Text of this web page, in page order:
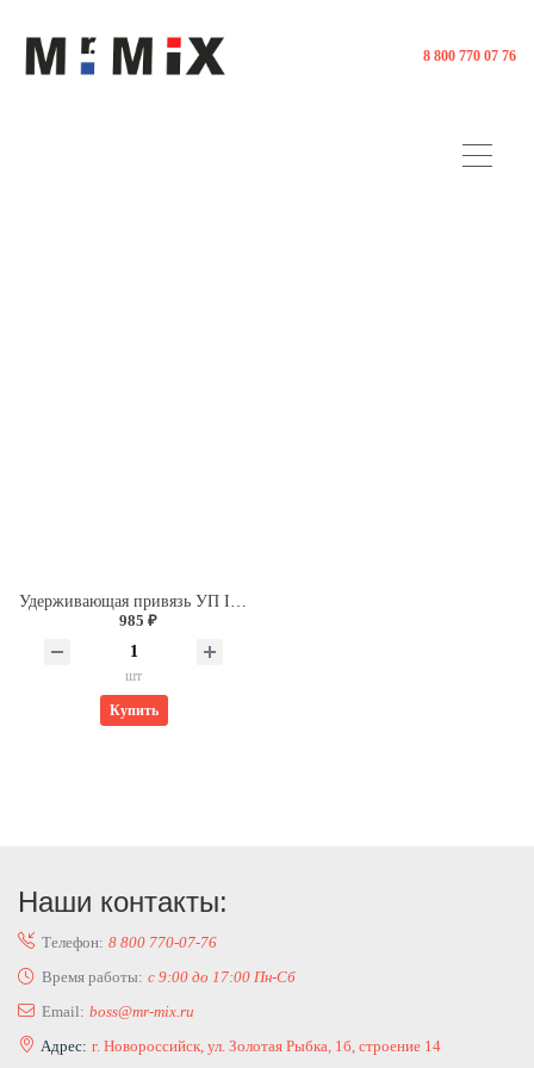
8 800 770 07 76
985 ₽
шт
Купить
Наши контакты:
Телефон: 8 800 770-07-76
Время работы: с 9:00 до 17:00 Пн-Сб
Email: boss@mr-mix.ru
Адрес: г. Новороссийск, ул. Золотая Рыбка, 1б, строение 14